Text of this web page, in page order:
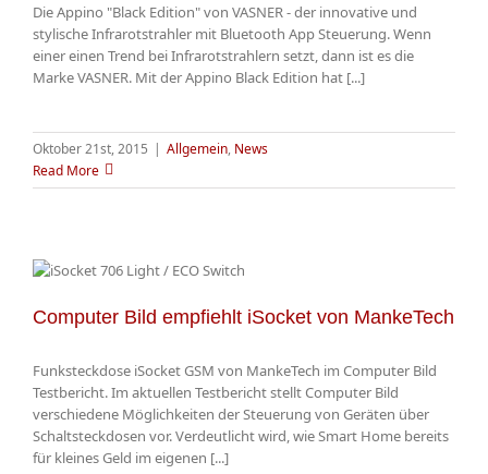
Die Appino "Black Edition" von VASNER - der innovative und
stylische Infrarotstrahler mit Bluetooth App Steuerung. Wenn
einer einen Trend bei Infrarotstrahlern setzt, dann ist es die
Marke VASNER. Mit der Appino Black Edition hat [...]
Oktober 21st, 2015 | Allgemein, News
Read More
Computer Bild empfiehlt iSocket von MankeTech
Funksteckdose iSocket GSM von MankeTech im Computer Bild
Testbericht. Im aktuellen Testbericht stellt Computer Bild
verschiedene Möglichkeiten der Steuerung von Geräten über
Schaltsteckdosen vor. Verdeutlicht wird, wie Smart Home bereits
für kleines Geld im eigenen [...]